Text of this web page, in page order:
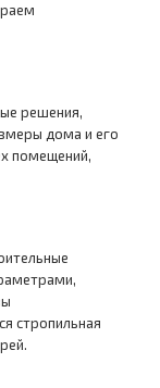
решения,
дома и его
помещений,
стропильная